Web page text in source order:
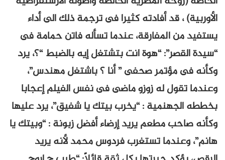
الأوربية) ، قد أفادته كثيرا فى ترجمة ذلك الى أداء
يستفيد من المفارقة، عندما تسأله فاتن حمامة فى
“سيدة القصر”: “هوة انت بتشتغل إيه بالضبط “؟، يرد
وكأنه فى مؤتمر صحفى ” أنا ؟ باشتغل مهندس”،
وعندما تقول له زوزو ماضى فى نفس الفيلم إعجابا
بخططه الجهنمية : “يخرب بيتك يا شفيق”، يرد عليها
وكأنه صاحب مطعم يريد إرضاء أفضل زبونة : “وبيتك يا
هانم”، وعندما تستغرب فردوس محمد لأنه يريد